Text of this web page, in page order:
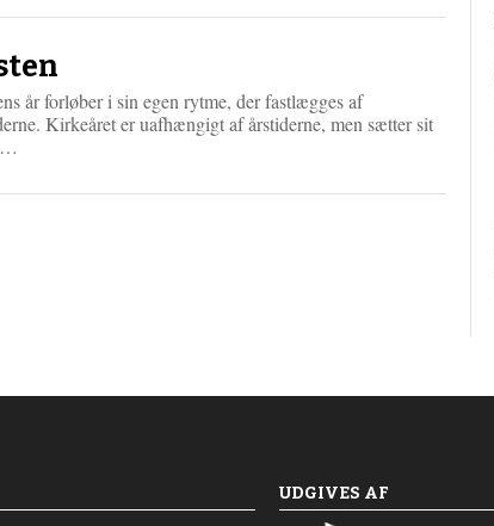
s
e
r
eår forløber i sin egen rytme, der fastlægges af
Kirkeåret er uafhængigt af årstiderne, men sætter sit
s
UDGIVES AF